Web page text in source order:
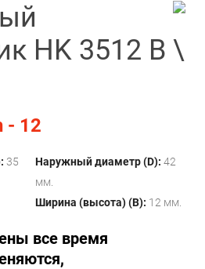
HK 3512 B \
- 12
35
Наружный диаметр (D): 42
мм.
Ширина (высота) (B): 12 мм.
все время